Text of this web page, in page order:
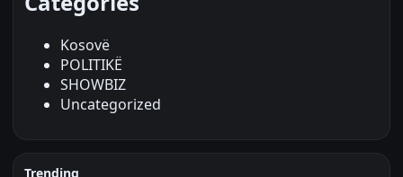
Kosovë
POLITIKË
SHOWBIZ
Uncategorized
Trending